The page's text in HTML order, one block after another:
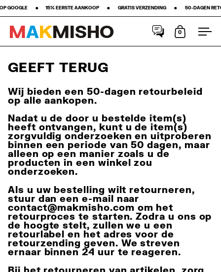
•‎ ‎ ‎ ‎ ‎ ‎ ‎ ‎15% EERSTE AANKOOP‎ ‎ ‎ ‎ ‎ ‎ ‎ ‎ •‎ ‎ ‎ ‎ ‎ ‎ ‎ ‎ GRATIS VERZENDING ‎ ‎ ‎ ‎ ‎ ‎ ‎ •‎ ‎ ‎ ‎ ‎ ‎ ‎ ‎ 50-DAGEN
MAKMISHO 0
GEEFT TERUG
Wij bieden een 50-dagen retourbeleid
op alle aankopen.
Nadat u de door u bestelde item(s)
heeft ontvangen, kunt u de item(s)
zorgvuldig onderzoeken en uitproberen
binnen een periode van 50 dagen, maar
alleen op een manier zoals u de
producten in een winkel zou
onderzoeken.
Als u uw bestelling wilt retourneren,
stuur dan een e-mail naar
contact@makmisho.com om het
retourproces te starten. Zodra u ons op
de hoogte stelt, zullen we u een
retourlabel en het adres voor de
retourzending geven. We streven
ernaar binnen 24 uur te reageren.